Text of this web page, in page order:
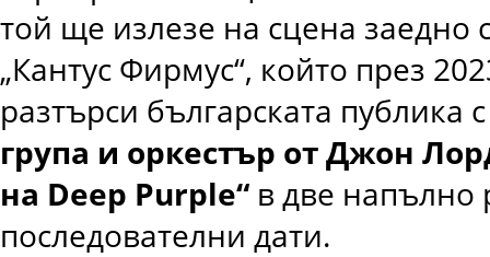
той ще излезе на сцена заедно
„Кантус Фирмус“, който през
разтърси българската публика с
група и оркестър от Джон
на Deep Purple“ в две напълно
последователни дати.